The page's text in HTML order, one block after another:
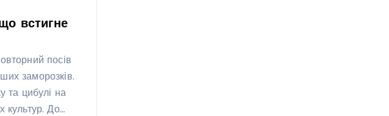
встигне
посів
заморозків.
та цибулі на
культур. До…